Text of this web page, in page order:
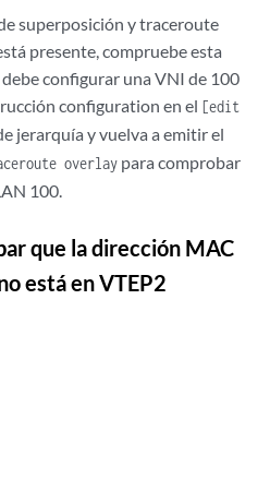
superposición y traceroute
presente, compruebe esta
configurar una VNI de 100
configuration en el [edit
jerarquía y vuelva a emitir el
overlay para comprobar
100.
que la dirección MAC
está en VTEP2